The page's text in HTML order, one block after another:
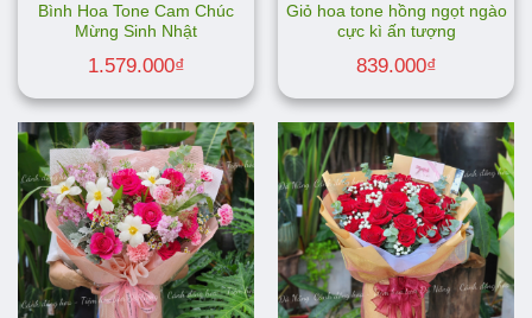
Bình Hoa Tone Cam Chúc
Mừng Sinh Nhật
1.579.000₫
Giỏ hoa tone hồng ngọt ngào
cực kì ấn tượng
839.000₫